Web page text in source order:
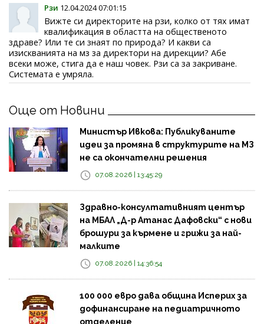
Рзи 12.04.2024 07:01:15
Вижте си директорите на рзи, колко от тях имат
квалификация в областта на общественото
здраве? Или те си знаят по природа? И какви са
изискванията на мз за директори на дирекции? Абе
всеки може, стига да е наш човек. Рзи са за закриване.
Системата е умряла.
Още от Новини
Министър Ивкова: Публикуваните
идеи за промяна в структурите на МЗ
не са окончателни решения
07.08.2026 | 13:45:29
Здравно-консултативният център
на МБАЛ „Д-р Атанас Дафовски“ с нови
брошури за кърмене и грижи за най-
малките
07.08.2026 | 14:36:54
100 000 евро дава община Исперих за
дофинансиране на педиатричното
отделение